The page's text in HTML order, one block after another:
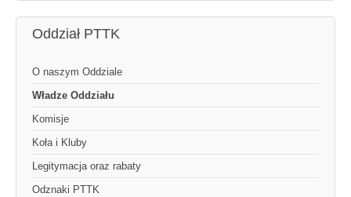
Oddział PTTK
O naszym Oddziale
Władze Oddziału
Komisje
Koła i Kluby
Legitymacja oraz rabaty
Odznaki PTTK